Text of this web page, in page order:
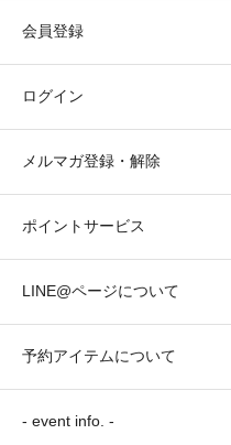
会員登録
ログイン
メルマガ登録・解除
ポイントサービス
LINE@ページについて
予約アイテムについて
- event info. -